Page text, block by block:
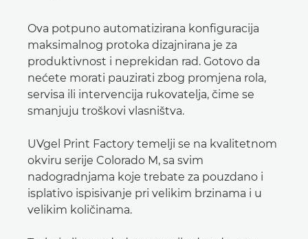
Ova potpuno automatizirana konfiguracija
maksimalnog protoka dizajnirana je za
produktivnost i neprekidan rad. Gotovo da
nećete morati pauzirati zbog promjena rola,
servisa ili intervencija rukovatelja, čime se
smanjuju troškovi vlasništva.
UVgel Print Factory temelji se na kvalitetnom
okviru serije Colorado M, sa svim
nadogradnjama koje trebate za pouzdano i
isplativo ispisivanje pri velikim brzinama i u
velikim količinama.